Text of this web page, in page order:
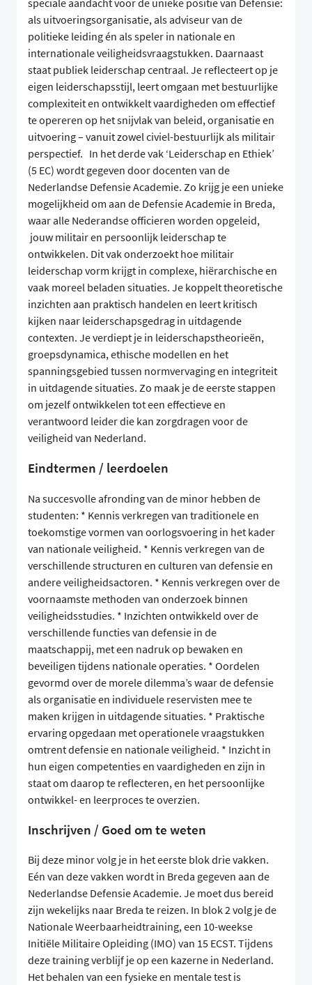
speciale aandacht voor de unieke positie van Defensie:
als uitvoeringsorganisatie, als adviseur van de
politieke leiding én als speler in nationale en
internationale veiligheidsvraagstukken. Daarnaast
staat publiek leiderschap centraal. Je reflecteert op je
eigen leiderschapsstijl, leert omgaan met bestuurlijke
complexiteit en ontwikkelt vaardigheden om effectief
te opereren op het snijvlak van beleid, organisatie en
uitvoering – vanuit zowel civiel-bestuurlijk als militair
perspectief. In het derde vak ‘Leiderschap en Ethiek’
(5 EC) wordt gegeven door docenten van de
Nederlandse Defensie Academie. Zo krijg je een unieke
mogelijkheid om aan de Defensie Academie in Breda,
waar alle Nederandse officieren worden opgeleid,
jouw militair en persoonlijk leiderschap te
ontwikkelen. Dit vak onderzoekt hoe militair
leiderschap vorm krijgt in complexe, hiërarchische en
vaak moreel beladen situaties. Je koppelt theoretische
inzichten aan praktisch handelen en leert kritisch
kijken naar leiderschapsgedrag in uitdagende
contexten. Je verdiept je in leiderschapstheorieën,
groepsdynamica, ethische modellen en het
spanningsgebied tussen normvervaging en integriteit
in uitdagende situaties. Zo maak je de eerste stappen
om jezelf ontwikkelen tot een effectieve en
verantwoord leider die kan zorgdragen voor de
veiligheid van Nederland.
Eindtermen / leerdoelen
Na succesvolle afronding van de minor hebben de
studenten: * Kennis verkregen van traditionele en
toekomstige vormen van oorlogsvoering in het kader
van nationale veiligheid. * Kennis verkregen van de
verschillende structuren en culturen van defensie en
andere veiligheidsactoren. * Kennis verkregen over de
voornaamste methoden van onderzoek binnen
veiligheidsstudies. * Inzichten ontwikkeld over de
verschillende functies van defensie in de
maatschappij, met een nadruk op bewaken en
beveiligen tijdens nationale operaties. * Oordelen
gevormd over de morele dilemma’s waar de defensie
als organisatie en individuele reservisten mee te
maken krijgen in uitdagende situaties. * Praktische
ervaring opgedaan met operationele vraagstukken
omtrent defensie en nationale veiligheid. * Inzicht in
hun eigen competenties en vaardigheden en zijn in
staat om daarop te reflecteren, en het persoonlijke
ontwikkel- en leerproces te overzien.
Inschrijven / Goed om te weten
Bij deze minor volg je in het eerste blok drie vakken.
Eén van deze vakken wordt in Breda gegeven aan de
Nederlandse Defensie Academie. Je moet dus bereid
zijn wekelijks naar Breda te reizen. In blok 2 volg je de
Nationale Weerbaarheidtraining, een 10-weekse
Initiële Militaire Opleiding (IMO) van 15 ECST. Tijdens
deze training verblijf je op een kazerne in Nederland.
Het behalen van een fysieke en mentale test is